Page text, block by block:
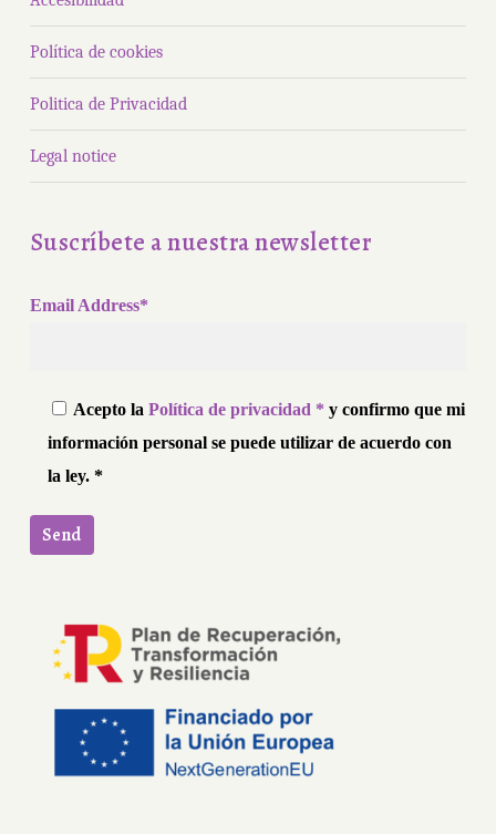
Política de cookies
Politica de Privacidad
Legal notice
Suscríbete a nuestra newsletter
Email Address*
Acepto la Política de privacidad * y confirmo que mi
información personal se puede utilizar de acuerdo con
la ley. *